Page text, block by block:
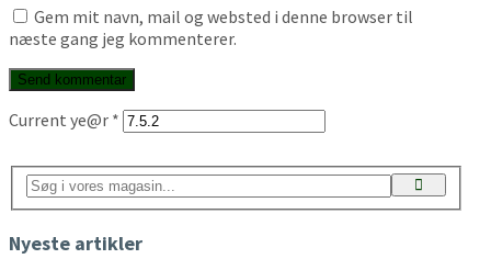
Gem mit navn, mail og websted i denne browser til
næste gang jeg kommenterer.
Current ye@r *
Nyeste artikler